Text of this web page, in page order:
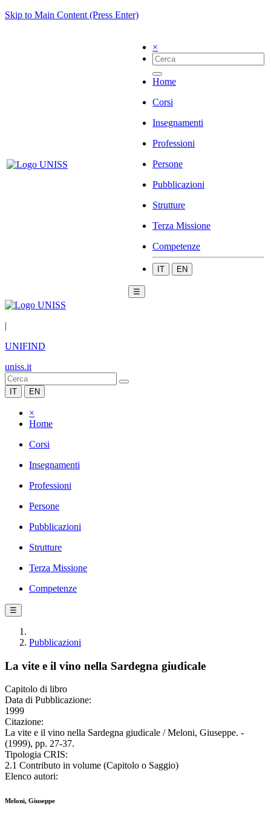
Skip to Main Content (Press Enter)
×
Home
Corsi
Insegnamenti
Professioni
Persone
Pubblicazioni
Strutture
Terza Missione
Competenze
IT EN
☰
|
UNIFIND
uniss.it
IT EN
×
Home
Corsi
Insegnamenti
Professioni
Persone
Pubblicazioni
Strutture
Terza Missione
Competenze
☰
Pubblicazioni
La vite e il vino nella Sardegna giudicale
Capitolo di libro
Data di Pubblicazione:
1999
Citazione:
La vite e il vino nella Sardegna giudicale / Meloni, Giuseppe. -
(1999), pp. 27-37.
Tipologia CRIS:
2.1 Contributo in volume (Capitolo o Saggio)
Elenco autori:
Meloni, Giuseppe